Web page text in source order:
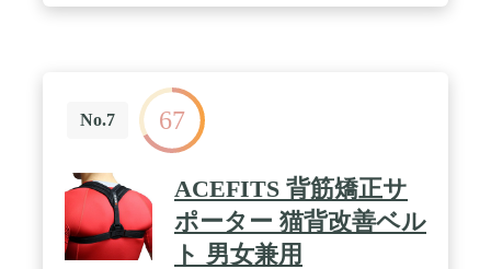
No.7 67
ACEFITS 背筋矯正サ
ポーター 猫背改善ベル
ト 男女兼用